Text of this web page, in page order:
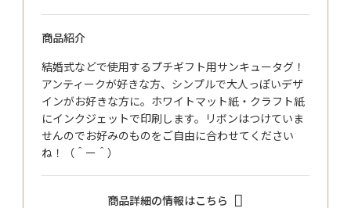
商品紹介
結婚式などで使用するプチギフト用サンキュータグ！
アンティークが好きな方、シンプルで大人っぽいデザ
インがお好きな方に。ホワイトマット紙・クラフト紙
にインクジェットで印刷します。リボンはつけていま
せんのでお好みのものをご自由に合わせてください
ね！（＾ー＾）
商品詳細の情報はこちら